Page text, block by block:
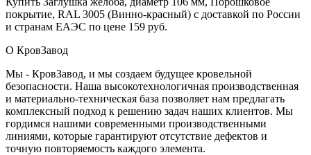
покрытие, RAL 3005 (Винно-красный) с доставкой по России
и странам ЕАЭС по цене 159 руб.
О КровЗавод
Мы - КровЗавод, и мы создаем будущее кровельной
безопасности. Наша высокотехнологичная производственная
и материально-техническая база позволяет нам предлагать
комплексный подход к решению задач наших клиентов. Мы
гордимся нашими современными производственными
линиями, которые гарантируют отсутствие дефектов и
точную повторяемость каждого элемента.